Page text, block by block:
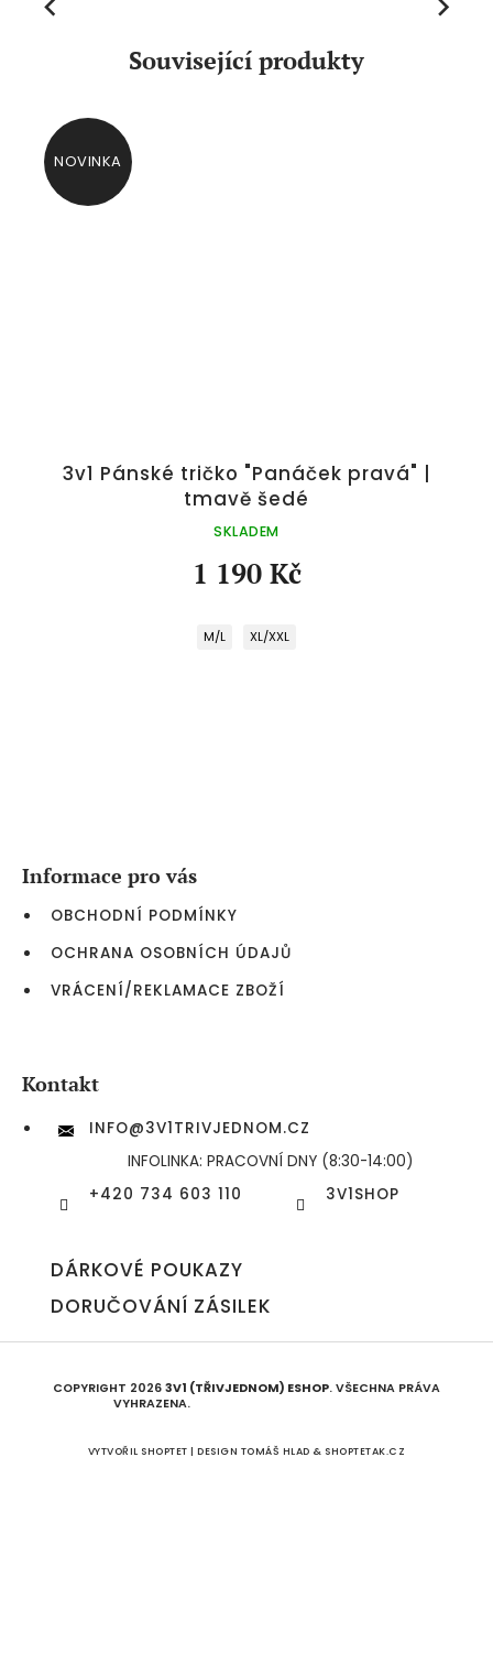
Související produkty
Previous
NOVINKA
3v1 Pánské tričko "Panáček pravá" |
tmavě šedé
SKLADEM
1 190 Kč
M/L XL/XXL
Next
Informace pro vás
OBCHODNÍ PODMÍNKY
OCHRANA OSOBNÍCH ÚDAJŮ
VRÁCENÍ/REKLAMACE ZBOŽÍ
Kontakt
INFO@3V1TRIVJEDNOM.CZ
INFOLINKA: PRACOVNÍ DNY (8:30-14:00)
+420 734 603 110
3V1SHOP
DÁRKOVÉ POUKAZY
DORUČOVÁNÍ ZÁSILEK
COPYRIGHT 2026 3V1 (TŘIVJEDNOM) ESHOP. VŠECHNA PRÁVA
VYHRAZENA.
VYTVOŘIL SHOPTET | DESIGN TOMÁŠ HLAD & SHOPTETAK.CZ